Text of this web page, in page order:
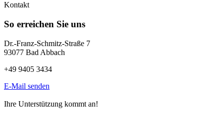
Kontakt
So erreichen Sie uns
Dr.-Franz-Schmitz-Straße 7
93077 Bad Abbach
+49 9405 3434
E-Mail senden
Ihre Unterstützung kommt an!